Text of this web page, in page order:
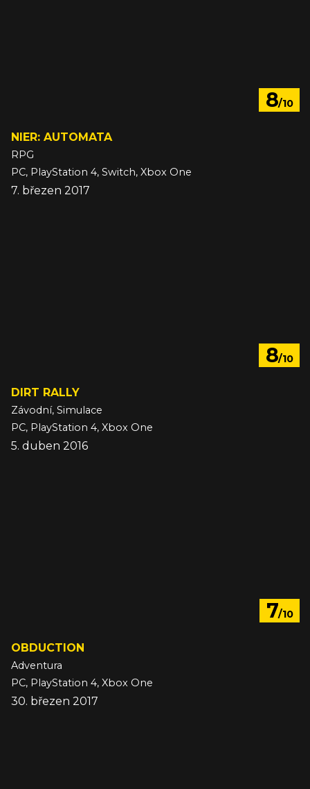
8/10
NIER: AUTOMATA
RPG
PC, PlayStation 4, Switch, Xbox One
7. březen 2017
8/10
DIRT RALLY
Závodní, Simulace
PC, PlayStation 4, Xbox One
5. duben 2016
7/10
OBDUCTION
Adventura
PC, PlayStation 4, Xbox One
30. březen 2017